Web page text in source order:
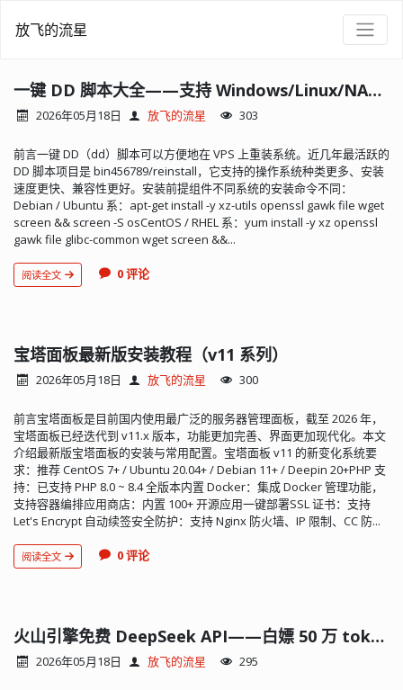
放飞的流星
一键 DD 脚本大全——支持 Windows/Linux/NAS 系统重装
2026年05月18日 放飞的流星 303
前言一键 DD（dd）脚本可以方便地在 VPS 上重装系统。近几年最活跃的
DD 脚本项目是 bin456789/reinstall，它支持的操作系统种类更多、安装
速度更快、兼容性更好。安装前提组件不同系统的安装命令不同：
Debian / Ubuntu 系：apt-get install -y xz-utils openssl gawk file wget
screen && screen -S osCentOS / RHEL 系：yum install -y xz openssl
gawk file glibc-common wget screen &&...
阅读全文 0 评论
宝塔面板最新版安装教程（v11 系列）
2026年05月18日 放飞的流星 300
前言宝塔面板是目前国内使用最广泛的服务器管理面板，截至 2026 年，
宝塔面板已经迭代到 v11.x 版本，功能更加完善、界面更加现代化。本文
介绍最新版宝塔面板的安装与常用配置。宝塔面板 v11 的新变化系统要
求：推荐 CentOS 7+ / Ubuntu 20.04+ / Debian 11+ / Deepin 20+PHP 支
持：已支持 PHP 8.0 ~ 8.4 全版本内置 Docker：集成 Docker 管理功能，
支持容器编排应用商店：内置 100+ 开源应用一键部署SSL 证书：支持
Let's Encrypt 自动续签安全防护：支持 Nginx 防火墙、IP 限制、CC 防...
阅读全文 0 评论
火山引擎免费 DeepSeek API——白嫖 50 万 tokens 额度
2026年05月18日 放飞的流星 295